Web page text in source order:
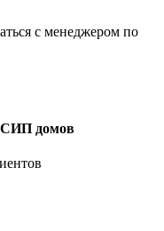
с менеджером по
СИП домов